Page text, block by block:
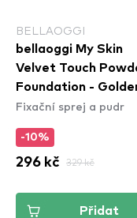
BELLAOGGI
bellaoggi My Skin
Velvet Touch
Foundation -
Beige
Fixační sprej a pudr
-10%
296 kč 329 kč
Přidat